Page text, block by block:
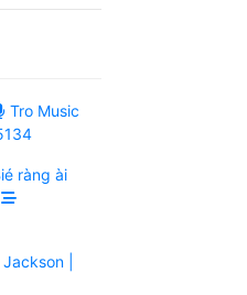
Tro Music
ràng ài
|